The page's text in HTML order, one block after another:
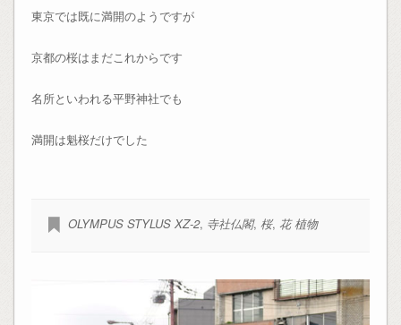
東京では既に満開のようですが
京都の桜はまだこれからです
名所といわれる平野神社でも
満開は魁桜だけでした
OLYMPUS STYLUS XZ-2, 寺社仏閣, 桜, 花 植物